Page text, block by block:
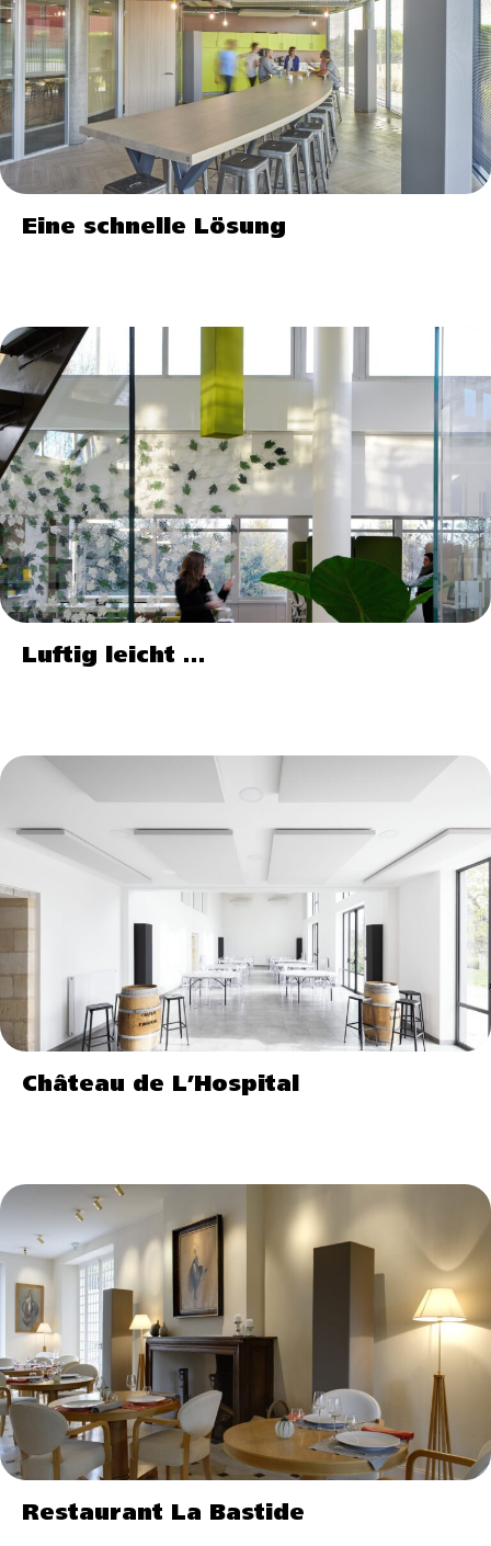
Eine schnelle Lösung
Luftig leicht …
Château de L’Hospital
Restaurant La Bastide